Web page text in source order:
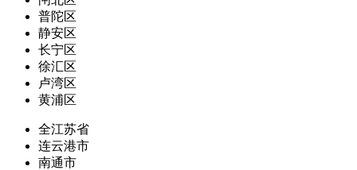
普陀区
静安区
长宁区
徐汇区
卢湾区
黄浦区
全江苏省
连云港市
南通市